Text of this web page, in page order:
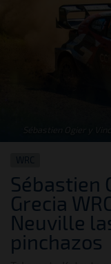
Sébastien
Grecia
Neuville
pinchazos